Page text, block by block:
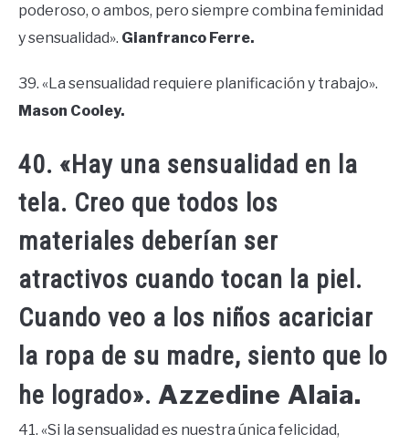
poderoso, o ambos, pero siempre combina feminidad
y sensualidad». Gianfranco Ferre.
39. «La sensualidad requiere planificación y trabajo».
Mason Cooley.
40. «Hay una sensualidad en la
tela. Creo que todos los
materiales deberían ser
atractivos cuando tocan la piel.
Cuando veo a los niños acariciar
la ropa de su madre, siento que lo
he logrado». Azzedine Alaia.
41. «Si la sensualidad es nuestra única felicidad,